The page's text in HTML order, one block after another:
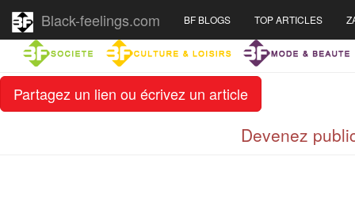
Partagez un lien ou écrivez un article
Black-feelings.com BF BLOGS TOP ARTICLES
Devenez